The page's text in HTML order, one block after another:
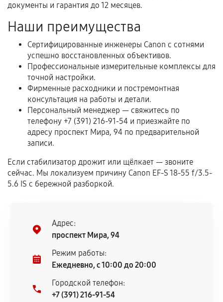
срока.
Программные сбои, если это не указано в
отдельных условиях.
Если комплектующие куплены
самостоятельно
Гарантия на выполненные работы может
сохраняться полностью или частично, если
Предоставленные детали подходят по
техническим параметрам и не имеют внешних
центром.
При этом гарантия на сами комплектующие
продавца. За качество сторонних деталей
сервисный центр ответственности не несет.
документы и гарантия до 12 месяцев.
Наши преимущества
Сертифицированные инженеры Canon с сотнями
успешно восстановленных объективов.
Профессиональные измерительные комплексы для
точной настройки.
Фирменные расходники и постремонтная
консультация на работы и детали.
Персональный менеджер — свяжитесь по
телефону +7 (391) 216-91-54 и приезжайте по
адресу проспект Мира, 94 по предварительной
записи.
Если стабилизатор дрожит или щёлкает — звоните
сейчас. Мы локализуем причину Canon EF-S 18-55 f/3.5-
5.6 IS с бережной разборкой.
Адрес:
проспект Мира, 94
Режим работы:
Ежедневно, с 10:00 до 20:00
Городской телефон:
+7 (391) 216-91-54